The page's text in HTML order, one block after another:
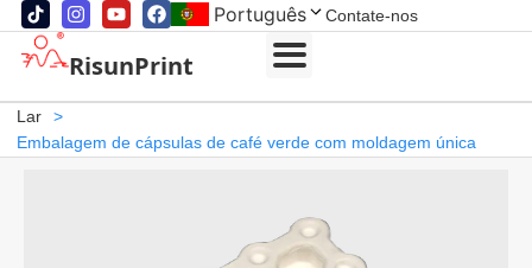
Português Contate-nos
RisunPrint
Lar
>
Embalagem de cápsulas de café verde com moldagem única